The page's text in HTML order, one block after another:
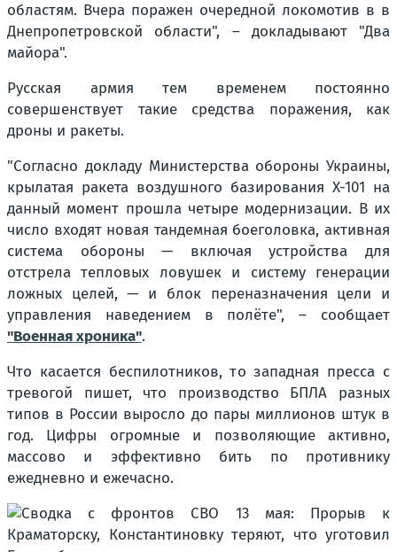
областям. Вчера поражен очередной локомотив в в
Днепропетровской области", – докладывают "Два
майора".
Русская армия тем временем постоянно
совершенствует такие средства поражения, как
дроны и ракеты.
"Согласно докладу Министерства обороны Украины,
крылатая ракета воздушного базирования Х-101 на
данный момент прошла четыре модернизации. В их
число входят новая тандемная боеголовка, активная
система обороны — включая устройства для
отстрела тепловых ловушек и систему генерации
ложных целей, — и блок переназначения цели и
управления наведением в полёте", – сообщает
"Военная хроника".
Что касается беспилотников, то западная пресса с
тревогой пишет, что производство БПЛА разных
типов в России выросло до пары миллионов штук в
год. Цифры огромные и позволяющие активно,
массово и эффективно бить по противнику
ежедневно и ежечасно.